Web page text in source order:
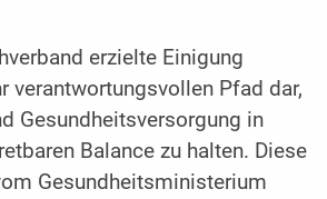
erzielte Einigung
verantwortungsvollen Pfad dar,
Gesundheitsversorgung in
Balance zu halten. Diese
Gesundheitsministerium